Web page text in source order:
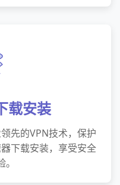
载安装
先的VPN技术，保护
下载安装，享受安全